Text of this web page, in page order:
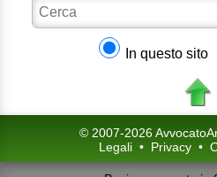
In questo sito
© 2007-2026
Legali • Privacy •